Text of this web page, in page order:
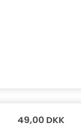
49,00 DKK